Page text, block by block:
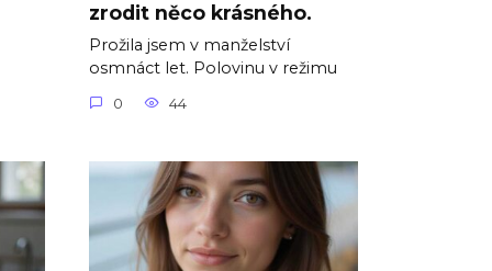
zrodit něco krásného.
Prožila jsem v manželství
osmnáct let. Polovinu v režimu
0 44